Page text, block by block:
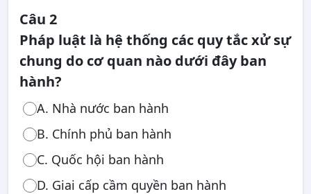
Câu 2
Pháp luật là hệ thống các quy tắc xử sự
chung do cơ quan nào dưới đây ban
hành?
A. Nhà nước ban hành
B. Chính phủ ban hành
C. Quốc hội ban hành
D. Giai cấp cầm quyền ban hành